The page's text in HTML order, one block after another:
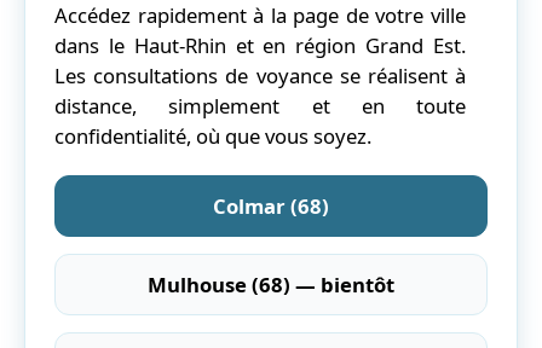
Accédez rapidement à la page de votre ville
dans le Haut-Rhin et en région Grand Est.
Les consultations de voyance se réalisent à
distance, simplement et en toute
confidentialité, où que vous soyez.
Colmar (68)
Mulhouse (68) — bientôt